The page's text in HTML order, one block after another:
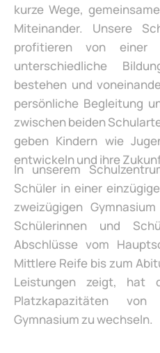
kurze Wege,
Miteinander. Unsere
profitieren von einer
unterschiedliche
bestehen und
persönliche Begleitung
zwischen beiden
geben Kindern wie
entwickeln und ihre
In unserem
Schüler in einer
zweizügigen
Schülerinnen und
Abschlüsse vom
Mittlere Reife bis zum
Leistungen zeigt, hat
Platzkapazitäten
Gymnasium zu wechseln.